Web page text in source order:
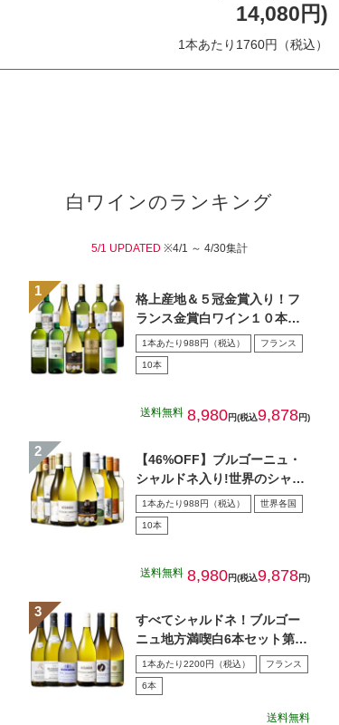
14,080円)
1本あたり1760円（税込）
白ワインのランキング
5/1 UPDATED ※4/1 ～ 4/30集計
格上産地＆５冠金賞入り！フ
ランス金賞白ワイン１０本セ
ット
1本あたり988円（税込） フランス
10本
送料無料 8,980円(税込9,878円)
【46%OFF】ブルゴーニュ・
シャルドネ入り!世界のシャル
ドネ白10本セット 第…
1本あたり988円（税込） 世界各国
10本
送料無料 8,980円(税込9,878円)
すべてシャルドネ！ブルゴー
ニュ地方満喫白6本セット第5
弾1本あたり2200円（税込） フランス
6本
送料無料